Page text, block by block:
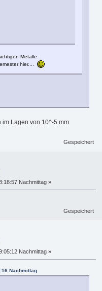
Metalle.
hier....
Lagen von 10^-5 mm
Gespeichert
Nachmittag »
Gespeichert
Nachmittag »
Nachmittag